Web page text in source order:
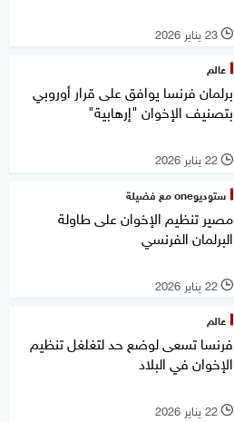
l 23 يناير 2026
عالم
برلمان فرنسا يوافق على قرار أوروبي
بتصنيف الإخوان "إرهابية"
l 22 يناير 2026
ستوديوone مع فضيلة
مصير تنظيم الإخوان على طاولة
البرلمان الفرنسي
l 22 يناير 2026
عالم
فرنسا تسعى لوضع حد لتغلغل تنظيم
الإخوان في البلاد
l 22 يناير 2026